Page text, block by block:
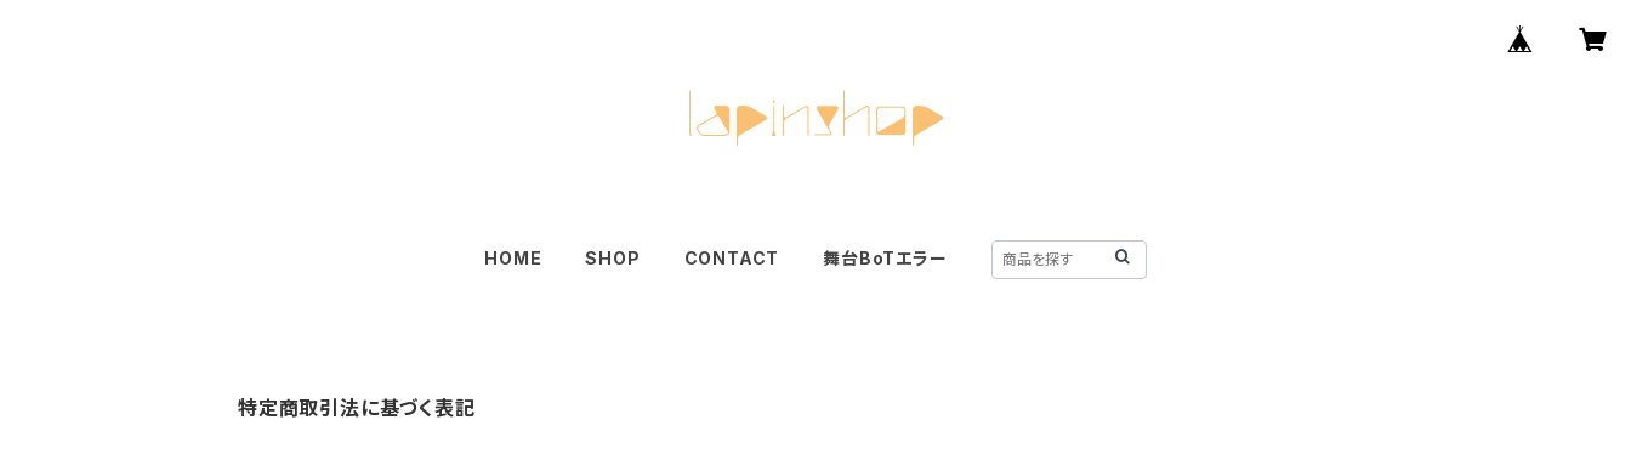
HOME SHOP CONTACT 舞台BoTエラー
特定商取引法に基づく表記